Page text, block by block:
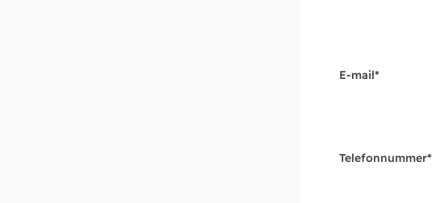
E-mail*
Telefonnummer*